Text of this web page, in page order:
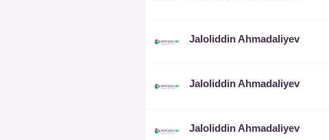
Jaloliddin Ahmadaliyev
Jaloliddin Ahmadaliyev
Jaloliddin Ahmadaliyev